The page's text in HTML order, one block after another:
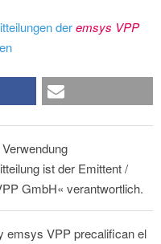
deremsys VPP
ist der Emittent /
GmbH« verantwortlich.
emsys VPP precalifican el